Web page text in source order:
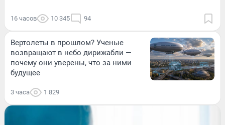
16 часов 10 345 94
Вертолеты в прошлом? Ученые
возвращают в небо дирижабли —
почему они уверены, что за ними
будущее
3 часа 1 829